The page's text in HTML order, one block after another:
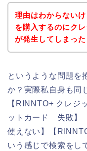
理由はわからない
を購入するのにク
が発生してしまった
というような問題を
か？実際私自身も同
【RINNTO+ クレジ
ットカード 失敗】
使えない】【
いう感じで検索をし